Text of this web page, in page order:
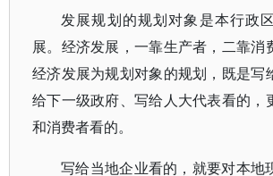
发展规划的规划对象是本行政
展。经济发展，一靠生产者，二靠消
经济发展为规划对象的规划，既是写
给下一级政府、写给人大代表看的，
和消费者看的。
写给当地企业看的，就要对本地